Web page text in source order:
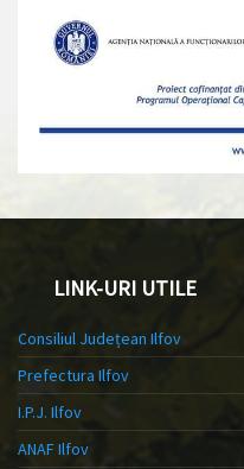
LINK-URI UTILE
Consiliul Județean Ilfov
Prefectura Ilfov
I.P.J. Ilfov
ANAF Ilfov